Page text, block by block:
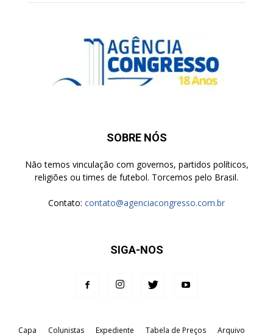
SOBRE NÓS
Não temos vinculação com governos, partidos políticos,
religiões ou times de futebol. Torcemos pelo Brasil.
Contato: contato@agenciacongresso.com.br
SIGA-NOS
Capa Colunistas Expediente Tabela de Preços Arquivo